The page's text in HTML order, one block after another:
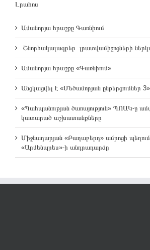
Լրահոս
Ամանորյա հրաշքը Գառնիում
Շնորհակալագրեր լրատվամիջոցների
Ամանորյա հրաշքը «Գառնիում»
Անցկացվել է «Մեծամորյան ընթերցումներ
«Պահպանության ծառայություն» ՊՈԱԿ-ը
կատարած աշխատանքները
Միջնադարյան «Բաղաբերդ» ամրոցի
«Արմենպրես»-ի անդրադարձը